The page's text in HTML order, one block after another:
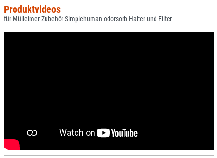
Produktvideos
für Mülleimer Zubehör Simplehuman odorsorb Halter und Filter